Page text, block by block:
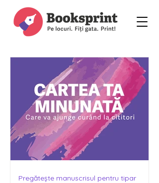
Pregătește manuscrisul pentru tipar